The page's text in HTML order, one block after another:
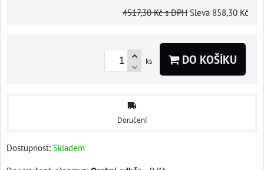
4517,30 Kč s DPH Sleva 858,30 Kč
ks DO KOŠÍKU
Doručení
Dostupnost: Skladem